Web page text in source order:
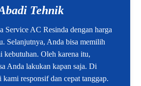
Tehnik
Service AC Resinda dengan harga
Selanjutnya, Anda bisa memilih
kebutuhan. Oleh karena itu,
Anda lakukan kapan saja. Di
responsif dan cepat tanggap.